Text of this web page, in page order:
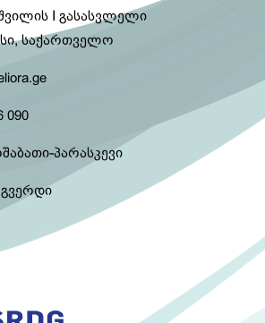
I გასასვლელი
საქართველო
090
პარასკევი